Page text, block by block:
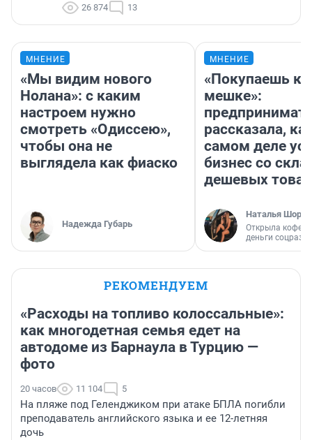
26 874 13
МНЕНИЕ
«Мы видим нового
Нолана»: с каким
настроем нужно
смотреть «Одиссею»,
чтобы она не
выглядела как фиаско
Надежда Губарь
МНЕНИЕ
«Покупаешь
мешке»:
рассказала,
самом деле
бизнес со
дешевых
Наталья
Открыла
деньги
РЕКОМЕНДУЕМ
«Расходы на топливо колоссальные»:
как многодетная семья едет на
автодоме из Барнаула в Турцию —
фото
20 часов 11 104 5
На пляже под Геленджиком при атаке БПЛА погибли
преподаватель английского языка и ее 12-летняя
дочь